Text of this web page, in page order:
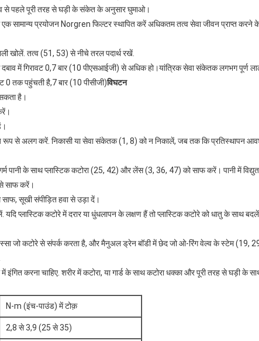
से पहले पूरी तरह से घड़ी के संकेत के अनुसार घुमाओ।
सामान्य प्रयोजन Norgren फिल्टर स्थापित करें अधिकतम तत्व सेवा जीवन प्राप्त करने
खोलें. तत्व (51, 53) से नीचे तरल पदार्थ रखें.
में गिरावट 0,7 बार (10 पीएसआईजी) से अधिक हो।यांत्रिक सेवा संकेतक लगभग पूर्ण
0 तक पहुंचती है,7 बार (10 पीसीजी)विघटन
है।
से अलग करें. निकासी या सेवा संकेतक (1, 8) को न निकालें, जब तक कि प्रतिस्थापन
पानी के साथ प्लास्टिक कटोरा (25, 42) और लेंस (3, 36, 47) को साफ करें। पानी में
से साफ करें।
साफ, सूखी संपीड़ित हवा से उड़ा दें।
यदि प्लास्टिक कटोरे में दरार या धुंधलापन के लक्षण हैं तो प्लास्टिक कटोरे को धातु के साथ बदलें.
जो कटोरे से संपर्क करता है, और मैनुअल ड्रेन बॉडी में छेद जो ओ-रिंग वेल्व के स्टेम (19,
करना चाहिए. शरीर में कटोरा, या गार्ड के साथ कटोरा धक्का और पूरी तरह से घड़ी के साथ
N-m (इंच-पाउंड) में टोक़
2,8 से 3,9 (25 से 35)